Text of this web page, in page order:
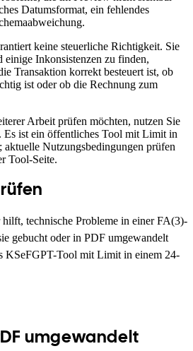
Datumsformat, ein fehlendes
keine steuerliche Richtigkeit. Sie
Inkonsistenzen zu finden,
Transaktion korrekt besteuert ist, ob
ist oder ob die Rechnung zum
Arbeit prüfen möchten, nutzen Sie
Es ist ein öffentliches Tool mit Limit in
aktuelle Nutzungsbedingungen prüfen
Tool-Seite.
technische Probleme in einer FA(3)-
gebucht oder in PDF umgewandelt
KSeFGPT-Tool mit Limit in einem 24-
umgewandelt